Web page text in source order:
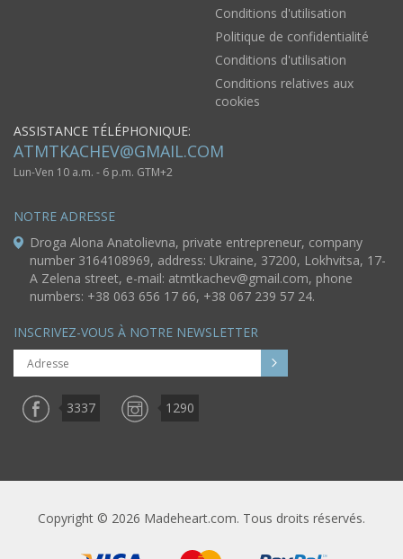
Conditions d'utilisation
Politique de confidentialité
Conditions d'utilisation
Conditions relatives aux
cookies
ASSISTANCE TÉLÉPHONIQUE:
ATMTKACHEV@GMAIL.COM
Lun-Ven 10 a.m. - 6 p.m. GTM+2
NOTRE ADRESSE
Droga Alona Anatolievna, private entrepreneur, company
number 3164108969, address: Ukraine, 37200, Lokhvitsa, 17-
A Zelena street, e-mail: atmtkachev@gmail.com, phone
numbers: +38 063 656 17 66, +38 067 239 57 24.
INSCRIVEZ-VOUS À NOTRE NEWSLETTER
3337 1290
Copyright © 2026 Madeheart.com. Tous droits réservés.